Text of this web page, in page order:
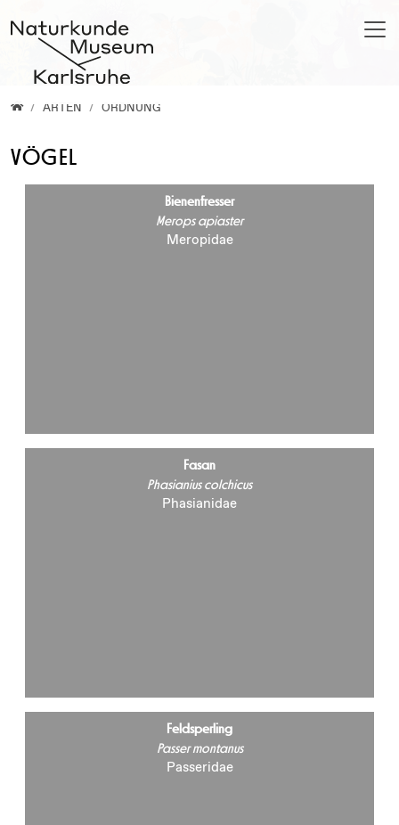
HomeARTEN ORDNUNG
VÖGEL
Bienenfresser
Merops apiaster
Meropidae
Fasan
Phasianius colchicus
Phasianidae
Feldsperling
Passer montanus
Passeridae